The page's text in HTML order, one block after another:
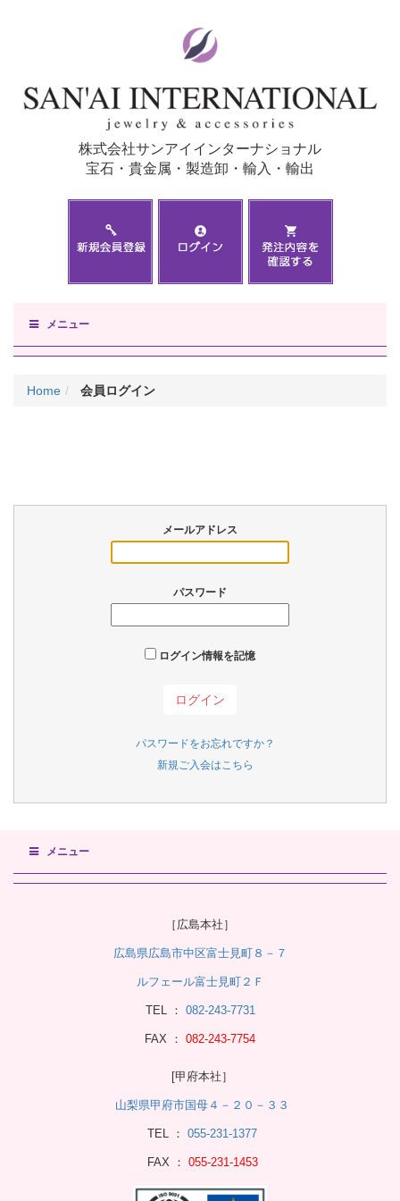
株式会社サンアイインターナショナル
宝石・貴金属・製造卸・輸入・輸出
メニュー
Home 会員ログイン
メールアドレス
パスワード
ログイン情報を記憶
パスワードをお忘れですか？
新規ご入会はこちら
メニュー
［広島本社］
広島県広島市中区富士見町８－７
ルフェール富士見町２Ｆ
TEL ： 082-243-7731
FAX ： 082-243-7754
[甲府本社］
山梨県甲府市国母４－２０－３３
TEL ： 055-231-1377
FAX ： 055-231-1453